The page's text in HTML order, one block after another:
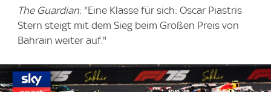
The Guardian: "Eine Klasse für sich: Oscar Piastris
Stern steigt mit dem Sieg beim Großen Preis von
Bahrain weiter auf."